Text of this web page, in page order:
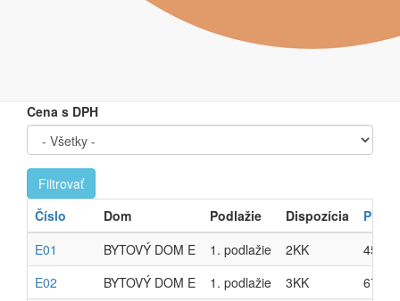
Cena s DPH
Filtrovať
Číslo
Dom Podlažie Dispozícia
E01
BYTOVÝ DOM E 1. podlažie 2KK
45.53
E02
BYTOVÝ DOM E 1. podlažie 3KK
67.20